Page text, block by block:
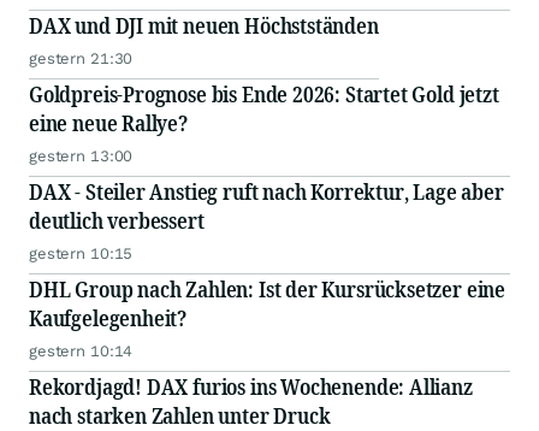
DAX und DJI mit neuen Höchstständen
gestern 21:30
Goldpreis-Prognose bis Ende 2026: Startet Gold jetzt
eine neue Rallye?
gestern 13:00
DAX - Steiler Anstieg ruft nach Korrektur, Lage aber
deutlich verbessert
gestern 10:15
DHL Group nach Zahlen: Ist der Kursrücksetzer eine
Kaufgelegenheit?
gestern 10:14
Rekordjagd! DAX furios ins Wochenende: Allianz
nach starken Zahlen unter Druck